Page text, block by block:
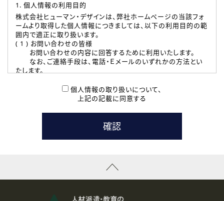
1. 個人情報の利用目的
株式会社ヒューマン・デザインは、弊社ホームページの当該フォ
ームより取得した個人情報につきましては、以下の利用目的の範
囲内で適正に取り扱います。
( 1 ) お問い合わせの皆様
お問い合わせの内容に回答するために利用いたします。
なお、ご連絡手段は、電話・Ｅメールのいずれかの方法とい
たします。
本登録に関するご連絡および本登録時の参考情報として利
たします。
( 3 ) スタッフ派遣を検討されている企業の皆様
お問い合わせの内容に回答するために利用いたします。
なお、ご連絡手段は、電話・Ｅメールのいずれかの方法とい
資料送付、受講相談に関するご連絡のために利用いたしま
その他、お問い合わせの内容に回答するために利用いたし
個人情報の取り扱いについて、
上記の記載に同意する